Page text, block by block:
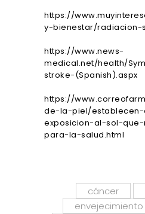
https://
y-bienestar/radiacion-
https://www.news-
medical.net/health/
stroke-(Spanish).aspx
https://
de-la-piel/
exposicion-al-sol-
para-la-salud.html
cáncer